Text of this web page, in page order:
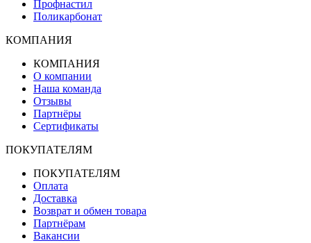
Профнастил
Поликарбонат
КОМПАНИЯ
КОМПАНИЯ
О компании
Наша команда
Отзывы
Партнёры
Сертификаты
ПОКУПАТЕЛЯМ
ПОКУПАТЕЛЯМ
Оплата
Доставка
Возврат и обмен товара
Партнёрам
Вакансии